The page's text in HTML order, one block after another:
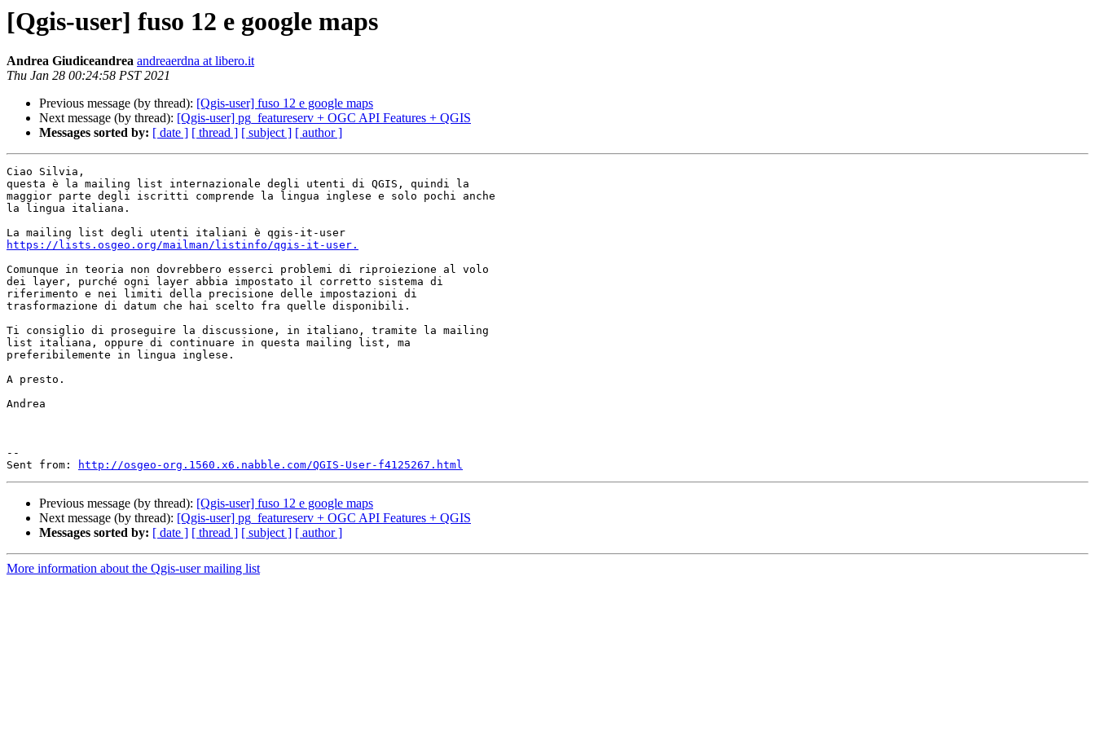
[Qgis-user] fuso 12 e google maps
Andrea Giudiceandrea andreaerdna at libero.it
Thu Jan 28 00:24:58 PST 2021
Previous message (by thread): [Qgis-user] fuso 12 e google maps
Next message (by thread): [Qgis-user] pg_featureserv + OGC API Features + QGIS
Messages sorted by: [ date ] [ thread ] [ subject ] [ author ]
Ciao Silvia,
questa è la mailing list internazionale degli utenti di QGIS, quindi la
maggior parte degli iscritti comprende la lingua inglese e solo pochi anche
la lingua italiana.
https://lists.osgeo.org/mailman/listinfo/qgis-it-user.
Comunque in teoria non dovrebbero esserci problemi di riproiezione al volo
dei layer, purché ogni layer abbia impostato il corretto sistema di
riferimento e nei limiti della precisione delle impostazioni di
trasformazione di datum che hai scelto fra quelle disponibili.
Ti consiglio di proseguire la discussione, in italiano, tramite la mailing
list italiana, oppure di continuare in questa mailing list, ma
preferibilemente in lingua inglese.
A presto.
Andrea
--
Sent from:
http://osgeo-org.1560.x6.nabble.com/QGIS-User-f4125267.html
Previous message (by thread): [Qgis-user] fuso 12 e google maps
Next message (by thread): [Qgis-user] pg_featureserv + OGC API Features + QGIS
Messages sorted by: [ date ] [ thread ] [ subject ] [ author ]
More information about the Qgis-user mailing list